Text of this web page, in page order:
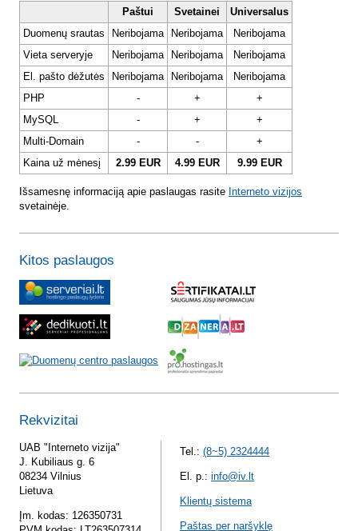
Paštui Svetainei
Universalus
Duomenų srautas
Neribojama Neribojama
Neribojama
Vieta serveryje
Neribojama Neribojama
Neribojama
El. pašto dėžutės
Neribojama Neribojama
Neribojama
PHP
- +
+
MySQL
- +
+
Multi-Domain
- -
+
Kaina už mėnesį
2.99 EUR 4.99 EUR 9.99 EUR
Išsamesnę informaciją apie paslaugas rasite Interneto vizijos
svetainėje.
Kitos paslaugos
Rekvizitai
UAB "Interneto vizija"
J. Kubiliaus g. 6
08234 Vilnius
Lietuva
Įm. kodas: 126350731
Tel.: (8~5) 2324444
El. p.: info@iv.lt
Klientų sistema
Paštas per naršyklę